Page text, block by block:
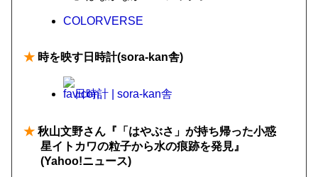
COLORVERSE
★ 時を映す日時計(sora-kan舎)
日時計 | sora-kan舎
★ 秋山文野さん『「はやぶさ」が持ち帰った小惑
星イトカワの粒子から水の痕跡を発見』
(Yahoo!ニュース)